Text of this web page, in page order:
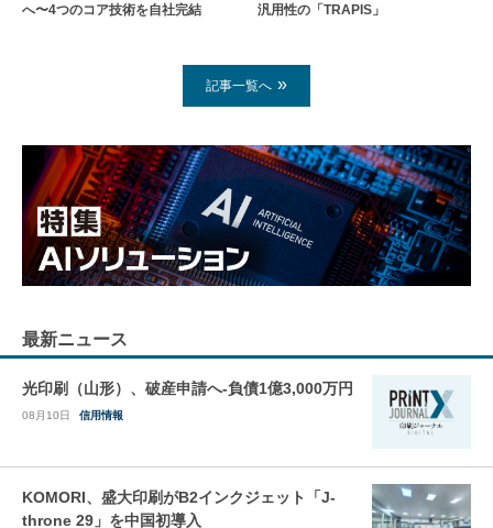
へ〜4つのコア技術を自社完結
汎用性の「TRAPIS」
記事一覧へ
最新ニュース
光印刷（山形）、破産申請へ-負債1億3,000万円
08月10日 信用情報
KOMORI、盛大印刷がB2インクジェット「J-
throne 29」を中国初導入